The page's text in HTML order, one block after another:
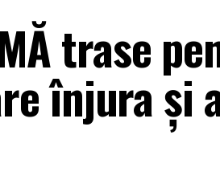
trase
înjura şi